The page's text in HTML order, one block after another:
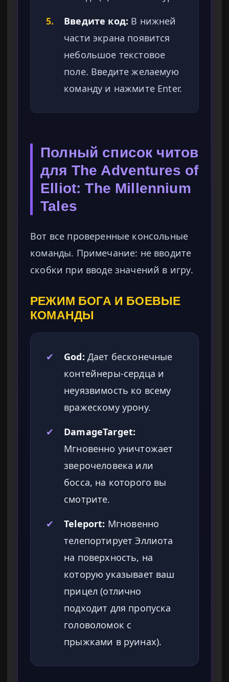
5.
Введите код: В нижней
части экрана появится
небольшое текстовое
поле. Введите желаемую
команду и нажмите Enter.
Полный список читов
для The Adventures of
Elliot: The Millennium
Tales
Вот все проверенные консольные
команды. Примечание: не вводите
скобки при вводе значений в игру.
РЕЖИМ БОГА И БОЕВЫЕ
КОМАНДЫ
✔ God: Дает бесконечные
контейнеры-сердца и
неуязвимость ко всему
вражескому урону.
✔
DamageTarget:
Мгновенно уничтожает
зверочеловека или
босса, на которого вы
смотрите.
✔
Teleport: Мгновенно
телепортирует Эллиота
на поверхность, на
которую указывает ваш
прицел (отлично
подходит для пропуска
головоломок с
прыжками в руинах).